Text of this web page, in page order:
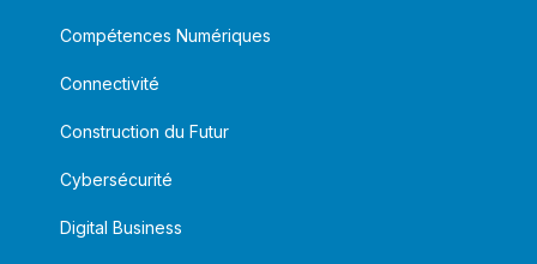
Compétences Numériques
Connectivité
Construction du Futur
Cybersécurité
Digital Business